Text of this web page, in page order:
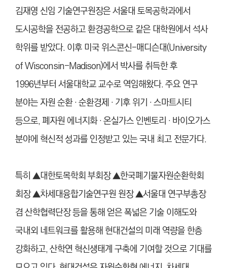
김재영 신임 기술연구원장은 서울대 토목공학과에서
도시공학을 전공하고 환경공학으로 같은 대학원에서 석사
학위를 받았다.이후 미국 위스콘신-매디슨대(University
of Wisconsin-Madison)에서 박사를 취득한 후
1996년부터 서울대학교 교수로 역임해왔다. 주요 연구
분야는 자원 순환 · 순환경제 · 기후 위기 · 스마트시티
등으로, 폐자원 에너지화 · 온실가스 인벤토리 · 바이오가스
분야에 혁신적 성과를 인정받고 있는 국내 최고 전문가다.
특히 ▲대한토목학회 부회장 ▲한국폐기물자원순환학회
회장 ▲차세대융합기술연구원 원장 ▲서울대 연구부총장
겸 산학협력단장 등을 통해 얻은 폭넓은 기술 이해도와
국내외 네트워크를 활용해 현대건설의 미래 역량을 한층
강화하고, 산학연 혁신생태계 구축에 기여할 것으로 기대를